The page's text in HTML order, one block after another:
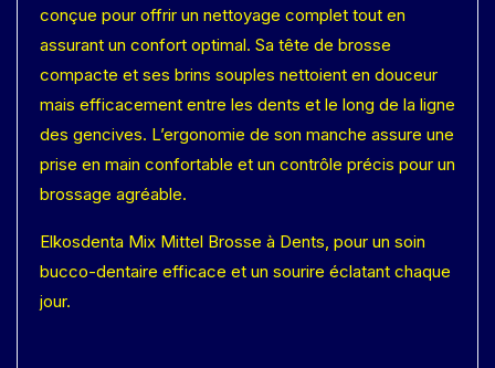
conçue pour offrir un nettoyage complet tout en
assurant un confort optimal. Sa tête de brosse
compacte et ses brins souples nettoient en douceur
mais efficacement entre les dents et le long de la ligne
des gencives. L’ergonomie de son manche assure une
prise en main confortable et un contrôle précis pour un
brossage agréable.
Elkosdenta Mix Mittel Brosse à Dents, pour un soin
bucco-dentaire efficace et un sourire éclatant chaque
jour.